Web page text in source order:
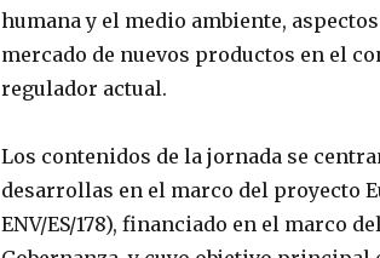
humana y el medio ambiente,
mercado de nuevos productos en el
regulador actual.
Los contenidos de la jornada se
desarrollas en el marco del proyecto
ENV/ES/178), financiado en el marco